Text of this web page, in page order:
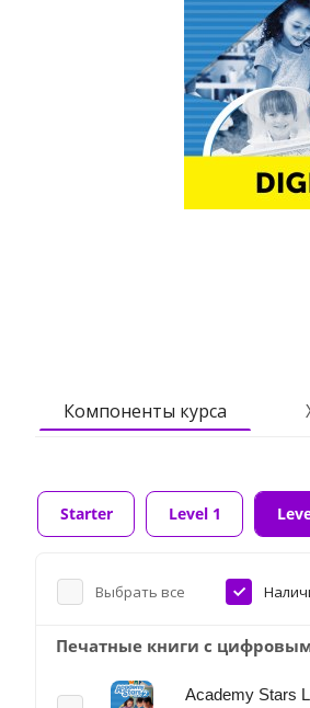
Компоненты курса
Starter Level 1
Выбрать все
Печатные книги с
Academy Stars